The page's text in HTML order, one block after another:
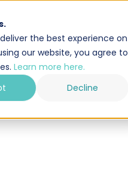
the best experience on
our website, you agree to
Learn more here.
Decline